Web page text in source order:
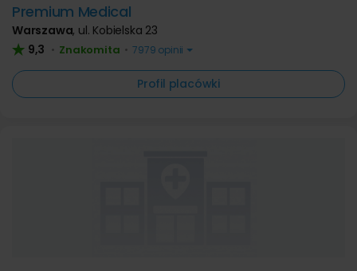
Premium Medical
Warszawa, ul. Kobielska 23
9,3 • Znakomita • 7979 opinii
Profil placówki